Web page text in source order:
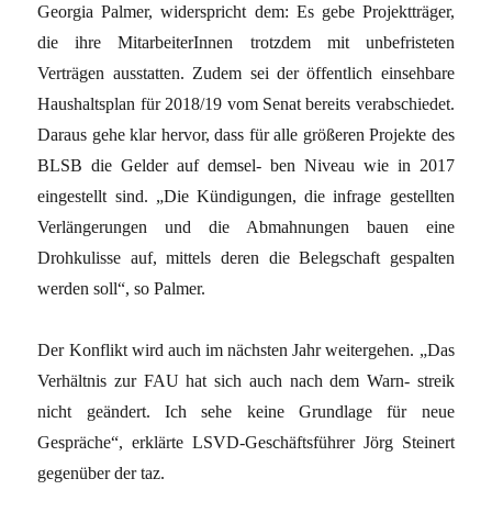
Georgia Palmer, widerspricht dem: Es gebe Projektträger,
die ihre MitarbeiterInnen trotzdem mit unbefristeten
Verträgen ausstatten. Zudem sei der öffentlich einsehbare
Haushaltsplan für 2018/19 vom Senat bereits verabschiedet.
Daraus gehe klar hervor, dass für alle größeren Projekte des
BLSB die Gelder auf demsel- ben Niveau wie in 2017
eingestellt sind. „Die Kündigungen, die infrage gestellten
Verlängerungen und die Abmahnungen bauen eine
Drohkulisse auf, mittels deren die Belegschaft gespalten
werden soll“, so Palmer.
Der Konflikt wird auch im nächsten Jahr weitergehen. „Das
Verhältnis zur FAU hat sich auch nach dem Warn- streik
nicht geändert. Ich sehe keine Grundlage für neue
Gespräche“, erklärte LSVD-Geschäftsführer Jörg Steinert
gegenüber der taz.